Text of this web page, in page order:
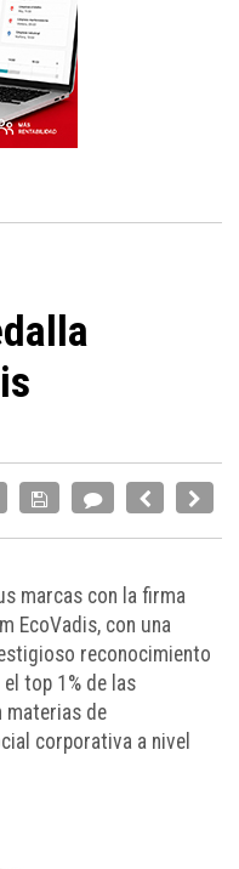
marcas con la firma
EcoVadis, con una
reconocimiento
top 1% de las
materias de
corporativa a nivel